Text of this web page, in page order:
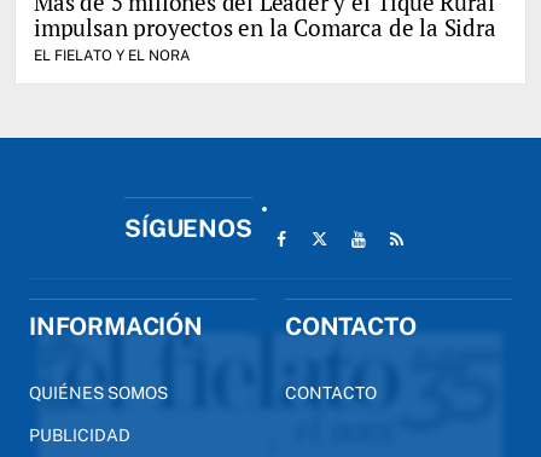
impulsan proyectos en la Comarca de la Sidra
EL FIELATO Y EL NORA
SÍGUENOS
INFORMACIÓN
QUIÉNES SOMOS
PUBLICIDAD
CONTACTO
CONTACTO